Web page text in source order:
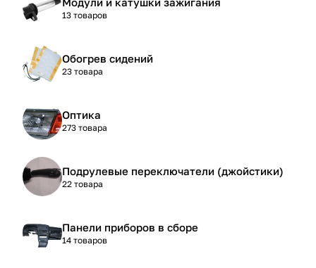
13 товаров
Обогрев сидений
23 товара
Оптика
273 товара
Подрулевые переключатели (джойстики)
22 товара
Панели приборов в сборе
14 товаров